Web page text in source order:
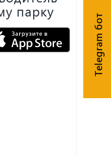
парку
Telegram бот